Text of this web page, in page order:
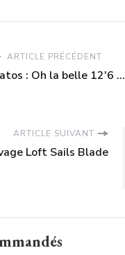
ARTICLE PRÉCÉDENT
: Oh la belle 12'6 ...
ARTICLE SUIVANT
Loft Sails Blade